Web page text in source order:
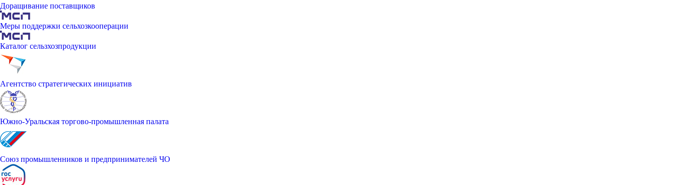
Доращивание поставщиков
Меры поддержки сельхозкооперации
Каталог сельзхозпродукции
Агентство стратегических инициатив
Южно-Уральская торгово-промышленная палата
Союз промышленников и предпринимателей ЧО